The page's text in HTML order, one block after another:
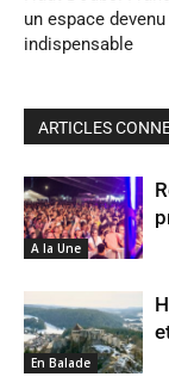
un espace devenu
indispensable
ARTICLES
A la Une
En Balade